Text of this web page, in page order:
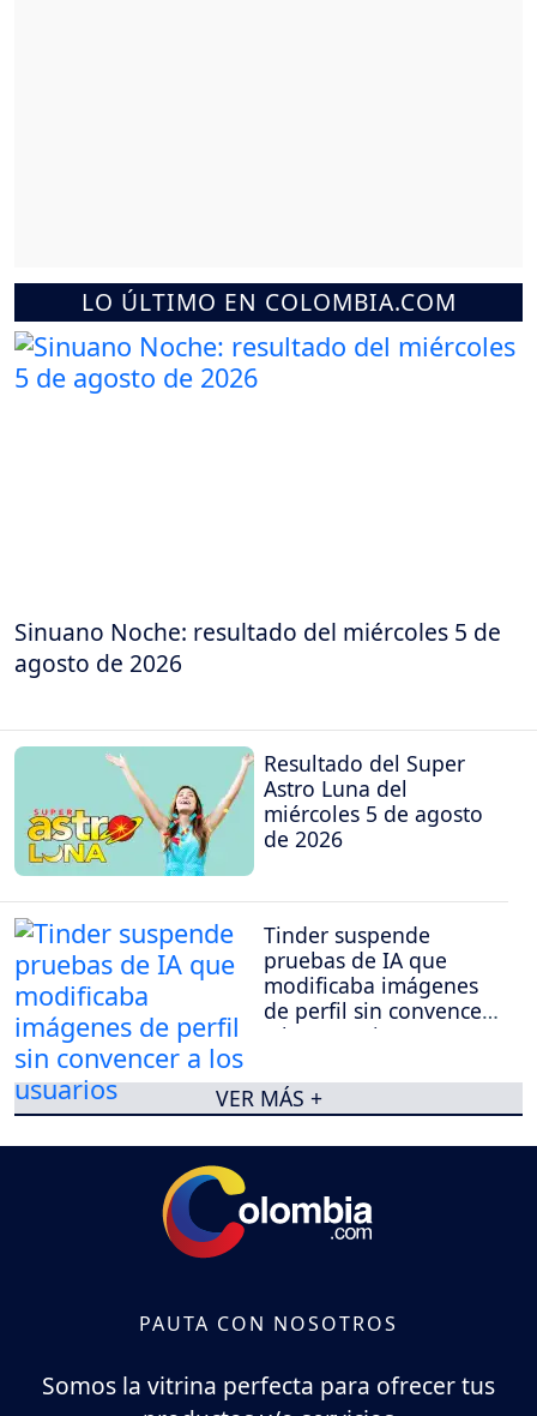
LO ÚLTIMO EN COLOMBIA.COM
Sinuano Noche: resultado del miércoles 5 de
agosto de 2026
Resultado del Super
Astro Luna del
miércoles 5 de agosto
de 2026
Tinder suspende
pruebas de IA que
modificaba imágenes
de perfil sin convencer
a los usuarios
VER MÁS +
PAUTA CON NOSOTROS
Somos la vitrina perfecta para ofrecer tus